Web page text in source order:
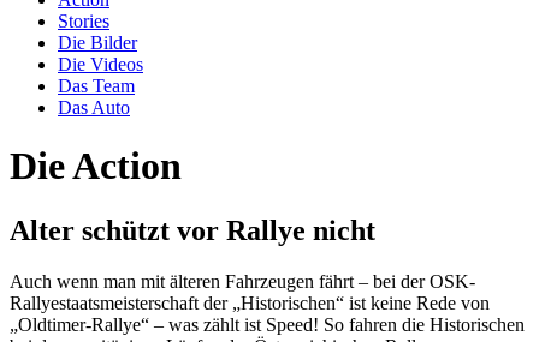
Stories
Die Bilder
Die Videos
Das Team
Das Auto
Die Action
Alter schützt vor Rallye nicht
Auch wenn man mit älteren Fahrzeugen fährt – bei der OSK-
Rallyestaatsmeisterschaft der „Historischen“ ist keine Rede von
„Oldtimer-Rallye“ – was zählt ist Speed! So fahren die Historischen